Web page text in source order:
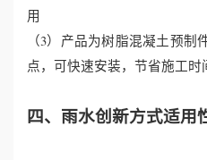
用
（3）产品为树脂混凝土预
点，可快速安装，节省施工时
四、雨水创新方式适用